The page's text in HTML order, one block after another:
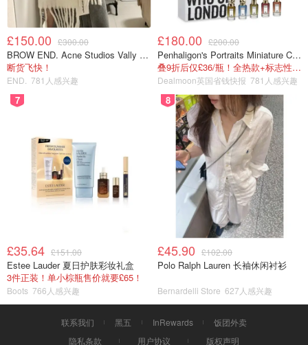
£150.00 £300.00
BROW END. Acne Studios Vally 刺绣围巾 白色
断货飞快！
END. 781人感兴趣
£180.00 £200.00
Penhaligon's Portraits Miniature Collection 香氛套装 5瓶装
叠9折后仅£36/瓶！全热款+标志性兽首头
Dealmoon英国省钱快报 781人感兴趣
7
£35.64 £151.00
Estee Lauder 夏日护肤彩妆礼盒
3件正装！单小棕瓶售价就要£65！
Boots 766人感兴趣
8
£45.90 £102.00
Polo Ralph Lauren 长袖休闲衬衫
Bernardelli Store 627人感兴趣
联系我们 黑五 InRewards
饭团外卖
隐私条款
用户协议 版权声明